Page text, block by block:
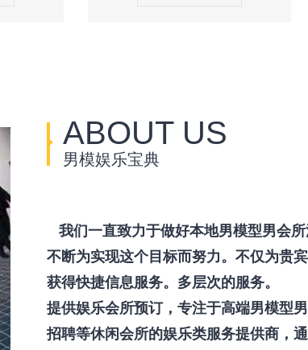
ABOUT US
男模娱乐宝典
我们一直致力于做好本地男模型男会
不断为实现这个目标而努力。不仅为贵
获得快捷信息服务。多层次的服务。
提供娱乐会所预订，专注于高端男模型
招聘等休闲会所的娱乐类服务提供商，